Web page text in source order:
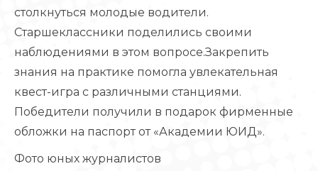
столкнуться молодые водители.
Старшеклассники поделились своими
наблюдениями в этом вопросе.Закрепить
знания на практике помогла увлекательная
квест-игра с различными станциями.
Победители получили в подарок фирменные
обложки на паспорт от «Академии ЮИД».
Фото юных журналистов